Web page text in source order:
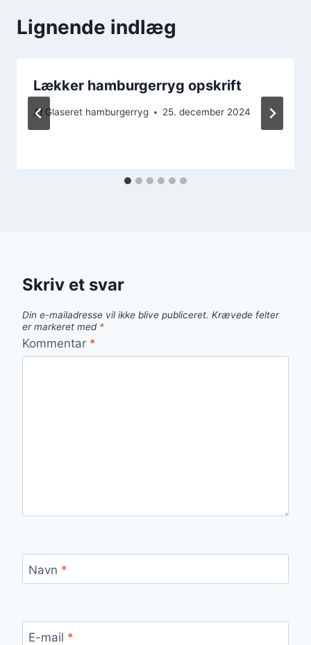
Lignende indlæg
Lækker hamburgerryg opskrift
Af Glaseret hamburgerryg 25. december 2024
Skriv et svar
Din e-mailadresse vil ikke blive publiceret. Krævede felter
er markeret med *
Kommentar *
Navn *
E-mail *